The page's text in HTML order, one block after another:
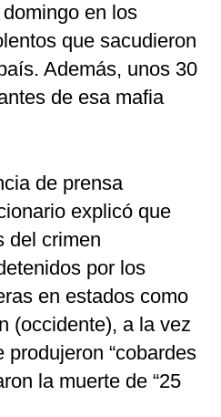
en los
que sacudieron
Además, unos 30
de esa mafia
de prensa
explicó que
del crimen
por los
en estados como
(occidente), a la vez
produjeron “cobardes
la muerte de “25